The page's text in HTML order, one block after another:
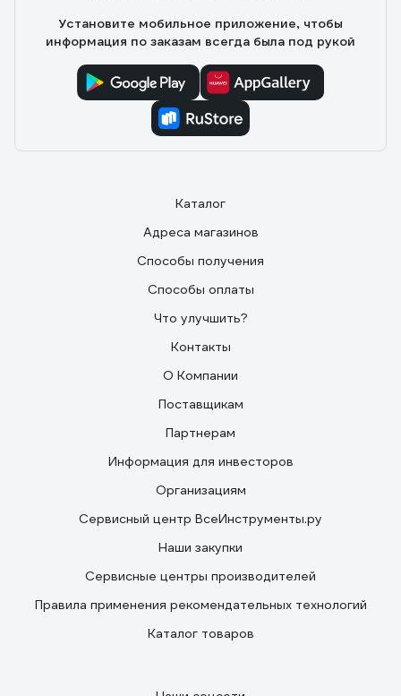
Установите мобильное приложение, чтобы
информация по заказам всегда была под рукой
Каталог
Адреса магазинов
Способы получения
Способы оплаты
Что улучшить?
Контакты
О Компании
Поставщикам
Партнерам
Информация для инвесторов
Организациям
Сервисный центр ВсеИнструменты.ру
Наши закупки
Сервисные центры производителей
Правила применения рекомендательных технологий
Каталог товаров